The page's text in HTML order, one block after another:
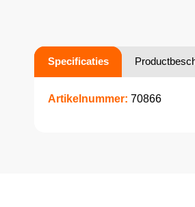
Specificaties
Artikelnummer: 70866